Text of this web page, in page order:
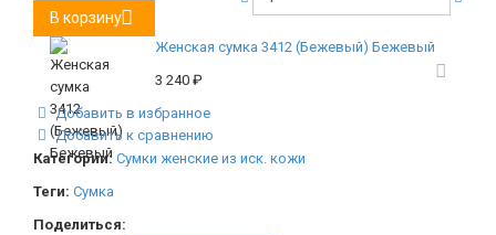
В корзину
Женская сумка 3412 (Бежевый) Бежевый
3 240 ₽
Добавить в избранное
Добавить к сравнению
Категории: Сумки женские из иск. кожи
Теги: Сумка
Поделиться: